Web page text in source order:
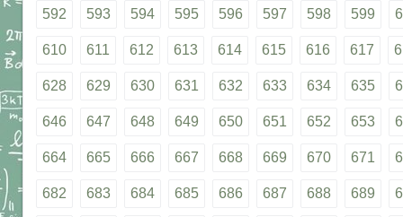
592 593 594 595 596 597 598 599
610 611 612 613 614 615 616 617
628 629 630 631 632 633 634 635
646 647 648 649 650 651 652 653
664 665 666 667 668 669 670 671
682 683 684 685 686 687 688 689